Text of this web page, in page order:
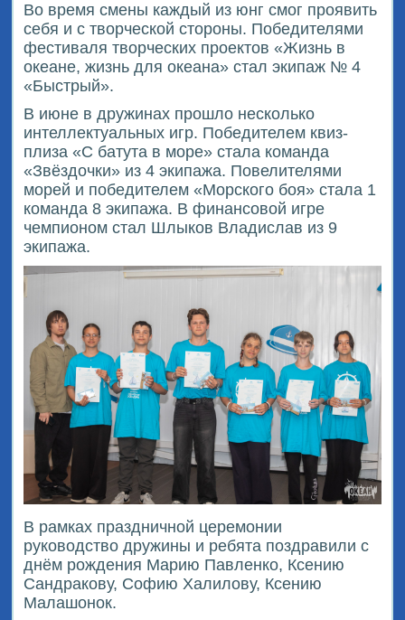
Во время смены каждый из юнг смог проявить
себя и с творческой стороны. Победителями
фестиваля творческих проектов «Жизнь в
океане, жизнь для океана» стал экипаж № 4
«Быстрый».
В июне в дружинах прошло несколько
интеллектуальных игр. Победителем квиз-
плиза «С батута в море» стала команда
«Звёздочки» из 4 экипажа. Повелителями
морей и победителем «Морского боя» стала 1
команда 8 экипажа. В финансовой игре
чемпионом стал Шлыков Владислав из 9
экипажа.
В рамках праздничной церемонии
руководство дружины и ребята поздравили с
днём рождения Марию Павленко, Ксению
Сандракову, Софию Халилову, Ксению
Малашонок.